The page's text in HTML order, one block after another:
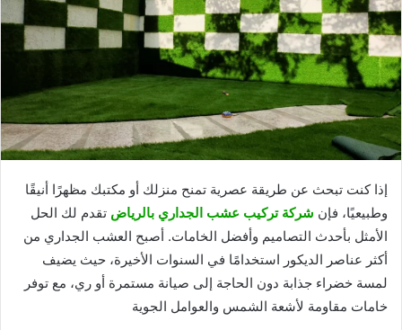
إذا كنت تبحث عن طريقة عصرية تمنح منزلك أو مكتبك مظهرًا أنيقًا
وطبيعيًا، فإن شركة تركيب عشب الجداري بالرياض تقدم لك الحل
الأمثل بأحدث التصاميم وأفضل الخامات. أصبح العشب الجداري من
أكثر عناصر الديكور استخدامًا في السنوات الأخيرة، حيث يضيف
لمسة خضراء جذابة دون الحاجة إلى صيانة مستمرة أو ري، مع توفر
خامات مقاومة لأشعة الشمس والعوامل الجوية